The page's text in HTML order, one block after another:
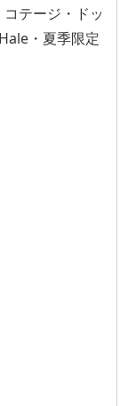
テージ・ドッ
・夏季限定